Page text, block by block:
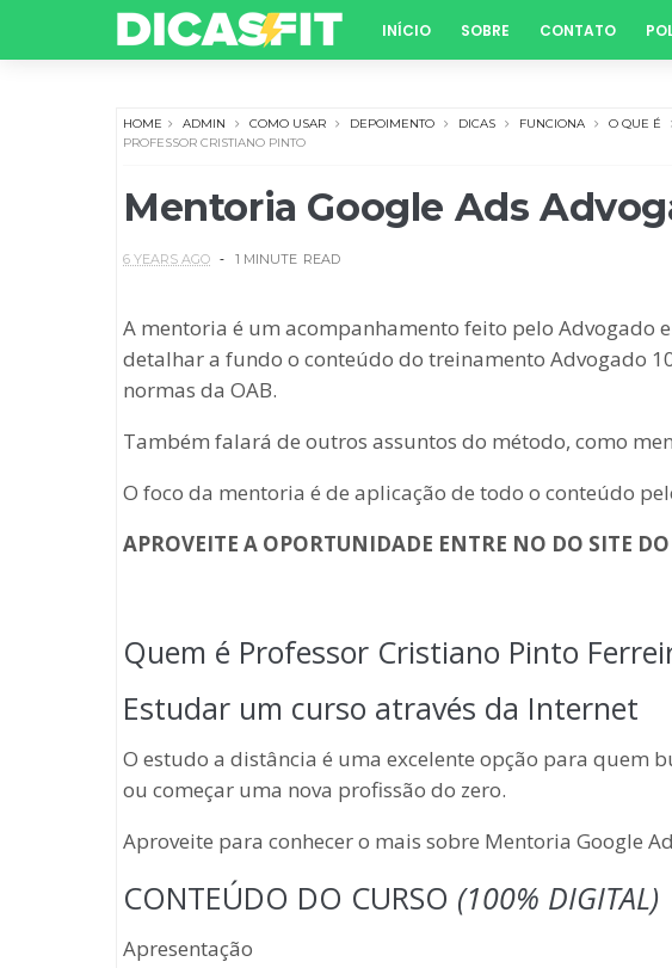
INÍCIO SOBRE CONTATO
HOME ADMIN COMO USAR DEPOIMENTO DICAS FUNCIONA O QUE É
PROFESSOR CRISTIANO PINTO
Mentoria Google Ads
6 YEARS AGO 1 MINUTE READ
A mentoria é um acompanhamento feito pelo Advogado
detalhar a fundo o conteúdo do treinamento Advogado
normas da OAB.
Também falará de outros assuntos do método, como
O foco da mentoria é de aplicação de todo o conteúdo
APROVEITE A OPORTUNIDADE ENTRE NO DO SITE
Quem é Professor Cristiano Pinto
Estudar um curso através da Internet
O estudo a distância é uma excelente opção para quem
ou começar uma nova profissão do zero.
Aproveite para conhecer o mais sobre Mentoria Google
CONTEÚDO DO CURSO (100% DIGITAL)
Apresentação